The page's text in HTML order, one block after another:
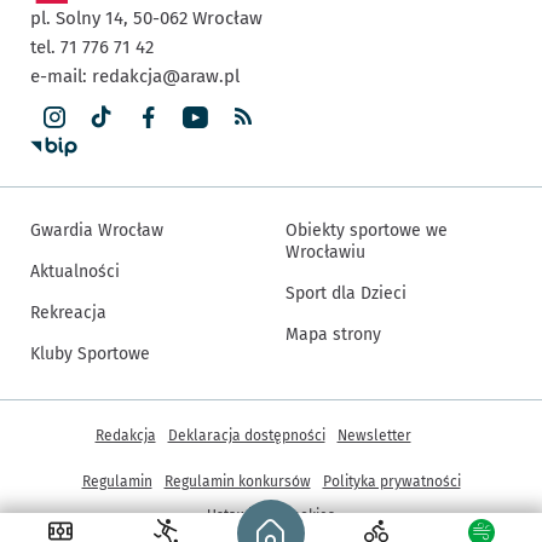
Strona główna - wroclaw.pl
pl. Solny 14, 50-062 Wrocław
tel. 71 776 71 42
e-mail: redakcja@araw.pl
Gwardia Wrocław
Aktualności
Rekreacja
Kluby Sportowe
Obiekty sportowe we
Wrocławiu
Sport dla Dzieci
Mapa strony
Inne informacje
Redakcja Deklaracja dostępności Newsletter
Regulamin Regulamin konkursów
Polityka prywatności
Ustawienia cookies